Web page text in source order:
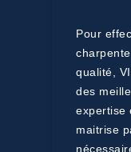
Pour
qualité,
des
expertise
maitrise